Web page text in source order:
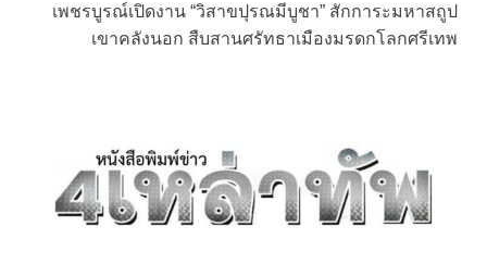
เพชรบูรณ์เปิดงาน “วิสาขปุรณมีบูชา” สักการะมหาสถูป
เขาคลังนอก สืบสานศรัทธาเมืองมรดกโลกศรีเทพ